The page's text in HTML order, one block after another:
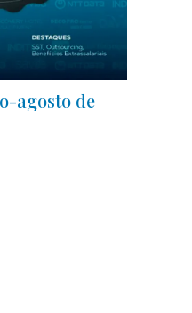
agosto de